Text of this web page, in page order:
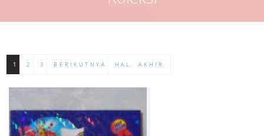
1 2 3 BERIKUTNYA HAL. AKHIR